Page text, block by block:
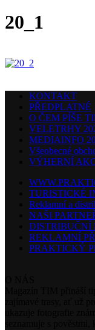
20_1
KONTAKT
PŘEDPLATNÉ
O ČEM PÍŠE
VELETRHY
MEDIAINFO
Všeobecné
VÝHERNÍ
TURISTICKÉ
Reklamní a
NAŠI
DISTRIBUČNÍ
REKLAMNÍ
PRAKTICKÝ